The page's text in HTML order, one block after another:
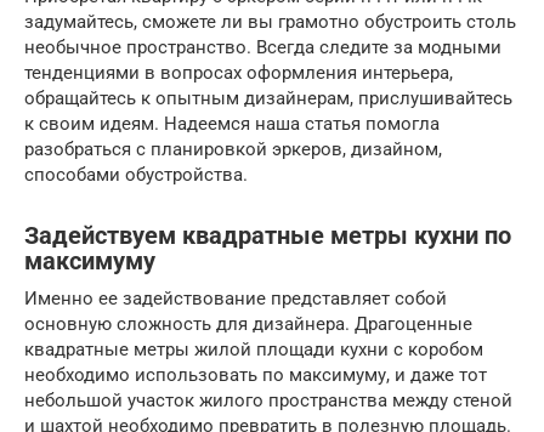
задумайтесь, сможете ли вы грамотно обустроить столь
необычное пространство. Всегда следите за модными
тенденциями в вопросах оформления интерьера,
обращайтесь к опытным дизайнерам, прислушивайтесь
к своим идеям. Надеемся наша статья помогла
разобраться с планировкой эркеров, дизайном,
способами обустройства.
Задействуем квадратные метры кухни по
максимуму
Именно ее задействование представляет собой
основную сложность для дизайнера. Драгоценные
квадратные метры жилой площади кухни с коробом
необходимо использовать по максимуму, и даже тот
небольшой участок жилого пространства между стеной
и шахтой необходимо превратить в полезную площадь.